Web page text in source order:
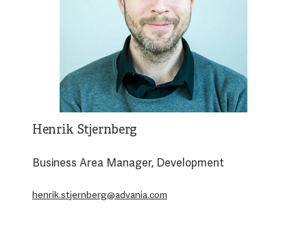
Henrik Stjernberg
Business Area Manager, Development
henrik.stjernberg@advania.com